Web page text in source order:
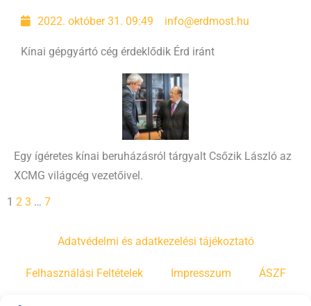
2022. október 31. 09:49 info@erdmost.hu
Kínai gépgyártó cég érdeklődik Érd iránt
Egy ígéretes kínai beruházásról tárgyalt Csőzik László az
XCMG világcég vezetőivel.
1 2 3 … 7
Adatvédelmi és adatkezelési tájékoztató
Felhasználási Feltételek Impresszum ÁSZF